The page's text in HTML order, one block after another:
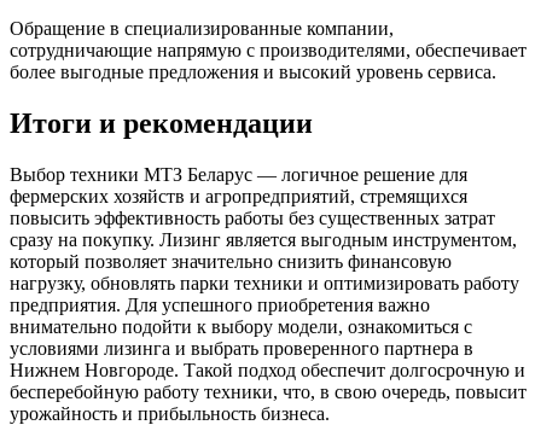
Обращение в специализированные компании,
сотрудничающие напрямую с производителями, обеспечивает
более выгодные предложения и высокий уровень сервиса.
Итоги и рекомендации
Выбор техники МТЗ Беларус — логичное решение для
фермерских хозяйств и агропредприятий, стремящихся
повысить эффективность работы без существенных затрат
сразу на покупку. Лизинг является выгодным инструментом,
который позволяет значительно снизить финансовую
нагрузку, обновлять парки техники и оптимизировать работу
предприятия. Для успешного приобретения важно
внимательно подойти к выбору модели, ознакомиться с
условиями лизинга и выбрать проверенного партнера в
Нижнем Новгороде. Такой подход обеспечит долгосрочную и
бесперебойную работу техники, что, в свою очередь, повысит
урожайность и прибыльность бизнеса.